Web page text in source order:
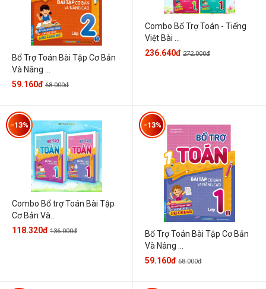
Bổ Trợ Toán Bài Tập Cơ Bản
Và Nâng ...
59.160đ 68.000đ
Combo Bổ Trợ Toán - Tiếng
Việt Bài ...
236.640đ 272.000đ
Combo Bổ trợ Toán Bài Tập
Cơ Bản Và...
-13%
118.320đ 136.000đ
Bổ Trợ Toán Bài Tập Cơ Bản
Và Nâng ...
-13%
59.160đ 68.000đ